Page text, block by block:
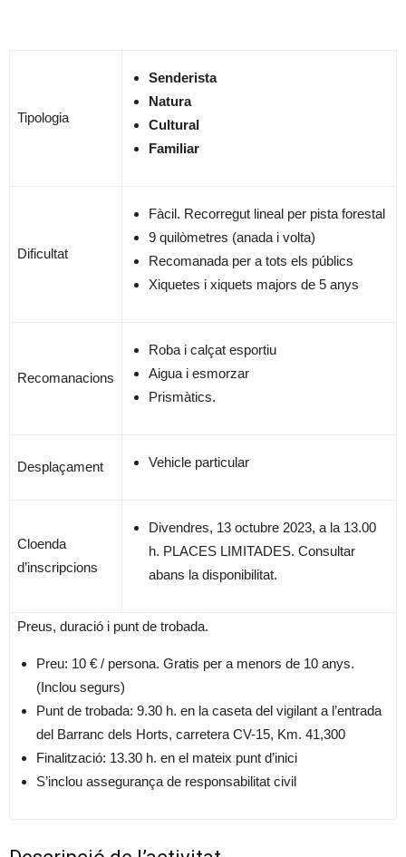
Tipologia
Senderista
Natura
Cultural
Familiar
Dificultat
Fàcil. Recorregut lineal per pista forestal
9 quilòmetres (anada i volta)
Recomanada per a tots els públics
Xiquetes i xiquets majors de 5 anys
Recomanacions
Roba i calçat esportiu
Aigua i esmorzar
Prismàtics.
Desplaçament Vehicle particular
Cloenda
d’inscripcions
Divendres, 13 octubre 2023, a la 13.00
h. PLACES LIMITADES. Consultar
abans la disponibilitat.
Preus, duració i punt de trobada.
Preu: 10 € / persona. Gratis per a menors de 10 anys.
(Inclou segurs)
Punt de trobada: 9.30 h. en la caseta del vigilant a l’entrada
del Barranc dels Horts, carretera CV-15, Km. 41,300
Finalització: 13.30 h. en el mateix punt d’inici
S’inclou assegurança de responsabilitat civil